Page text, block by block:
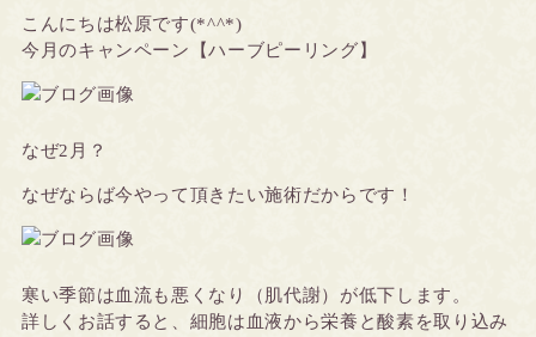
こんにちは松原です(*^^*)
今月のキャンペーン【ハーブピーリング】
なぜ2月？
なぜならば今やって頂きたい施術だからです！
寒い季節は血流も悪くなり（肌代謝）が低下します。
詳しくお話すると、細胞は血液から栄養と酸素を取り込み